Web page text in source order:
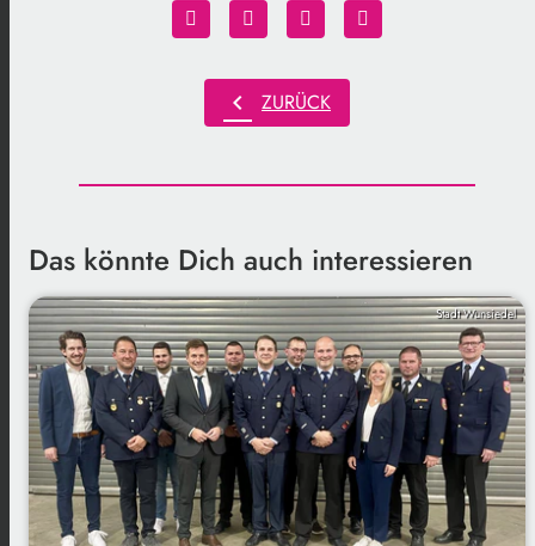
chevron_left ZURÜCK
Das könnte Dich auch interessieren
Stadt Wunsiedel